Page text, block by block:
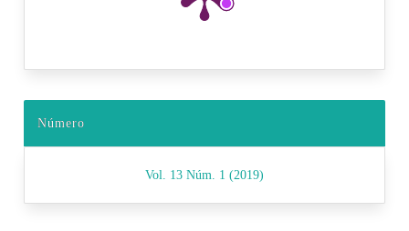
Número
Vol. 13 Núm. 1 (2019)